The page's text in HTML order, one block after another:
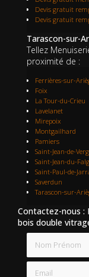
Devis gratuit
Devis gratuit
Tarascon-sur-
Tellez
proximité de :
Ferrières-sur-
Foix
La Tour-du-Crieu
Lavelanet
Mirepoix
Montgailhard
Pamiers
Saint-Jean-de-
Saint-Jean-du-
Saint-Paul-de-
Saverdun
Tarascon-sur-
Contactez-nous :
bois double
Email